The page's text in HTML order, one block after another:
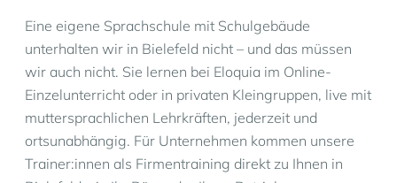
Eine eigene Sprachschule mit Schulgebäude
unterhalten wir in Bielefeld nicht – und das müssen
wir auch nicht. Sie lernen bei Eloquia im Online-
Einzelunterricht oder in privaten Kleingruppen, live mit
muttersprachlichen Lehrkräften, jederzeit und
ortsunabhängig. Für Unternehmen kommen unsere
Trainer:innen als Firmentraining direkt zu Ihnen in